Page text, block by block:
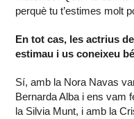
perquè tu t’estimes molt
En tot cas, les actrius
estimau i us coneixeu
Sí, amb la Nora Navas
Bernarda Alba i ens vam
la Silvia Munt, i amb la